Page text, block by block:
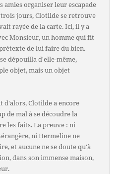
amies organiser leur escapade
jours, Clotilde se retrouve
rayée de la carte. Ici, il y a
Monsieur, un homme qui fit
de lui faire du bien.
dépouilla d'elle-même,
objet, mais un objet
d'alors, Clotilde a encore
de mal à se découdre la
les faits. La preuve : ni
ni Hermeline ne
et aucune ne se doute qu'à
dans son immense maison,